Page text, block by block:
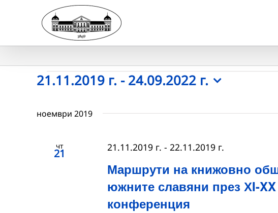
Събития
21.11.2019 г. - 24.09.2022 г.
date.
ноември 2019
чт
21
Маршрути на книжовно
южните славяни през ХI-
конференция
21.11.2019 г. - 22.11.2019 г.